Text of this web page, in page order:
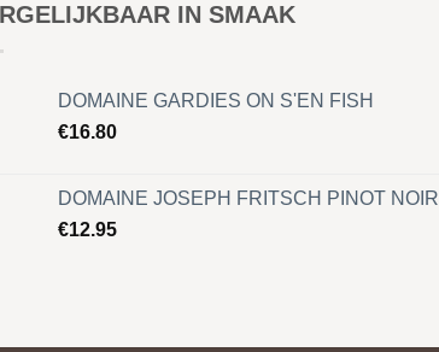
IN SMAAK
DOMAINE GARDIES ON S'EN FISH
€16.80
DOMAINE JOSEPH FRITSCH PINOT NOIR
€12.95